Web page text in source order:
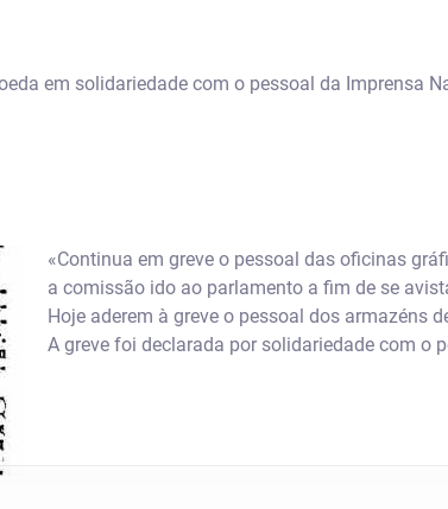
em solidariedade com o pessoal da Imprensa
«Continua em greve o pessoal das oficinas
a comissão ido ao parlamento a fim de se
Hoje aderem à greve o pessoal dos armazéns
A greve foi declarada por solidariedade com o